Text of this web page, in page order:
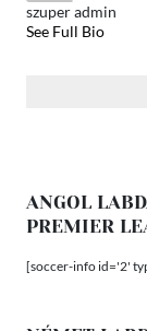
szuper admin
See Full Bio
ANGOL
PREMIER
[soccer-info id='2'